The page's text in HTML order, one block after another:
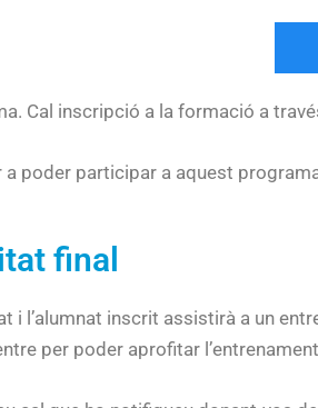
Cal inscripció a la formació a
poder participar a aquest
final
i l’alumnat inscrit assistirà a un
per poder aprofitar